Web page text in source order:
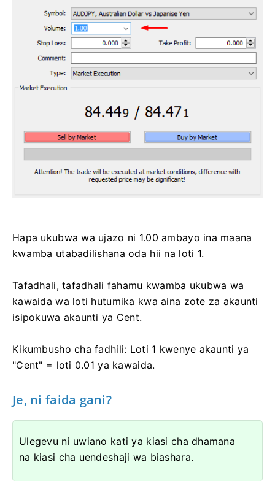
Hapa ukubwa wa ujazo ni 1.00 ambayo ina maana
kwamba utabadilishana oda hii na loti 1.
Tafadhali, tafadhali fahamu kwamba ukubwa wa
kawaida wa loti hutumika kwa aina zote za akaunti
isipokuwa akaunti ya Cent.
Kikumbusho cha fadhili: Loti 1 kwenye akaunti ya
"Cent" = loti 0.01 ya kawaida.
Je, ni faida gani?
Ulegevu ni uwiano kati ya kiasi cha dhamana
na kiasi cha uendeshaji wa biashara.